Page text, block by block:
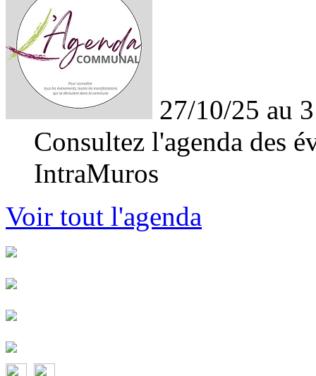
27/10/25 au
Consultez l'agenda des
IntraMuros
Voir tout l'agenda